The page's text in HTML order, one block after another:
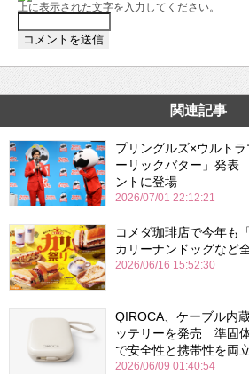
上に表示された文字を入力してください。
関連記事
プリングルズ×ウルト
ーリックバター」発
ントに登場
2026/07/01 22:12:21
コメダ珈琲店で今年
カリーナンドッグなど
2026/06/16 15:52:30
QIROCA、ケーブル内
ッテリーを発売 準固
で安全性と携帯性を両
2026/06/09 01:40:54